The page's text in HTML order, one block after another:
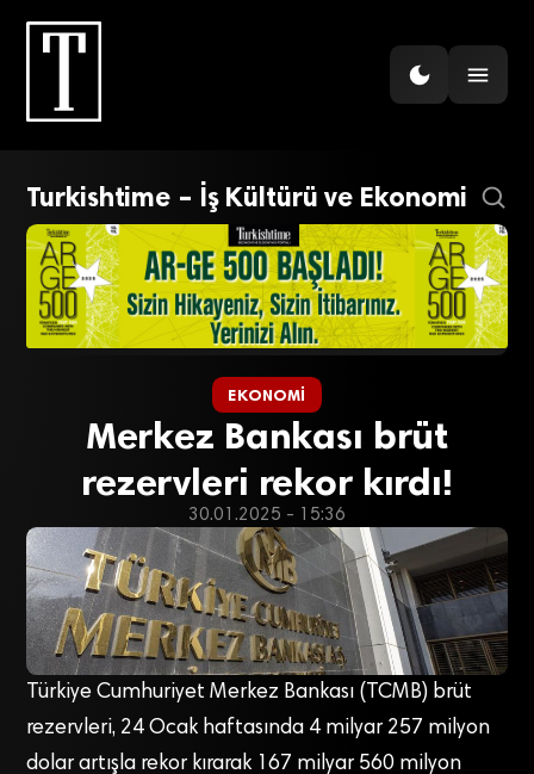
Turkishtime – İş Kültürü ve Ekonomi
EKONOMI
Merkez Bankası brüt
rezervleri rekor kırdı!
30.01.2025 - 15:36
Türkiye Cumhuriyet Merkez Bankası (TCMB) brüt
rezervleri, 24 Ocak haftasında 4 milyar 257 milyon
dolar artışla rekor kırarak 167 milyar 560 milyon